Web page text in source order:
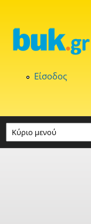
Είσοδος